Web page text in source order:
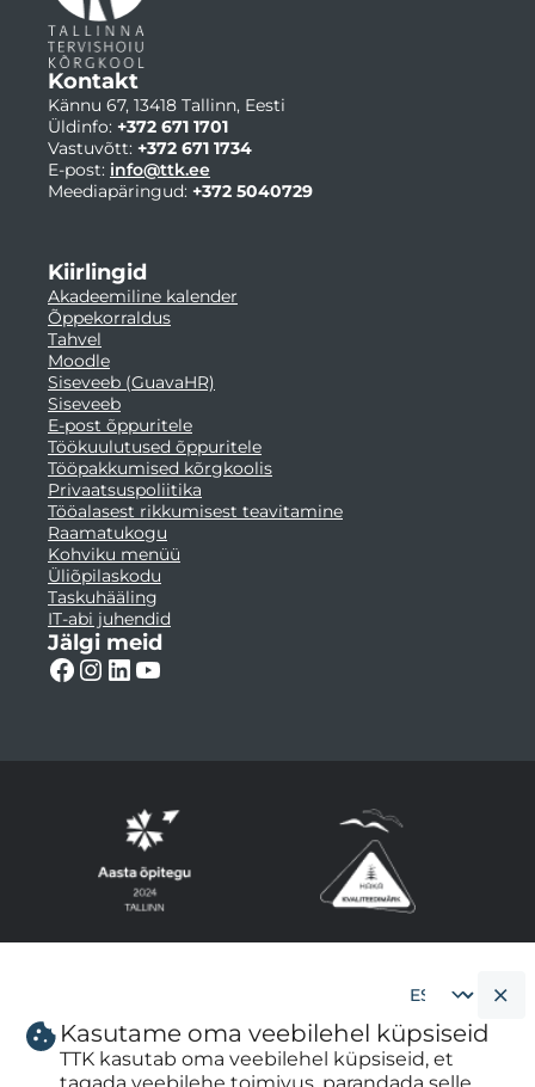
Kontakt
Kännu 67, 13418 Tallinn, Eesti
Üldinfo: +372 671 1701
Vastuvõtt: +372 671 1734
E-post: info@ttk.ee
Meediapäringud: +372 5040729
Kiirlingid
Akadeemiline kalender
Õppekorraldus
Tahvel
Moodle
Siseveeb (GuavaHR)
Siseveeb
E-post õppuritele
Töökuulutused õppuritele
Tööpakkumised kõrgkoolis
Privaatsuspoliitika
Tööalasest rikkumisest teavitamine
Raamatukogu
Kohviku menüü
Üliõpilaskodu
Taskuhääling
IT-abi juhendid
Jälgi meid
Cookie
banner
language
Kasutame oma veebilehel küpsiseid
TTK kasutab oma veebilehel küpsiseid, et